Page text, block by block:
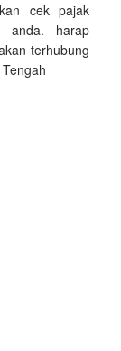
cek pajak
anda. harap
terhubung